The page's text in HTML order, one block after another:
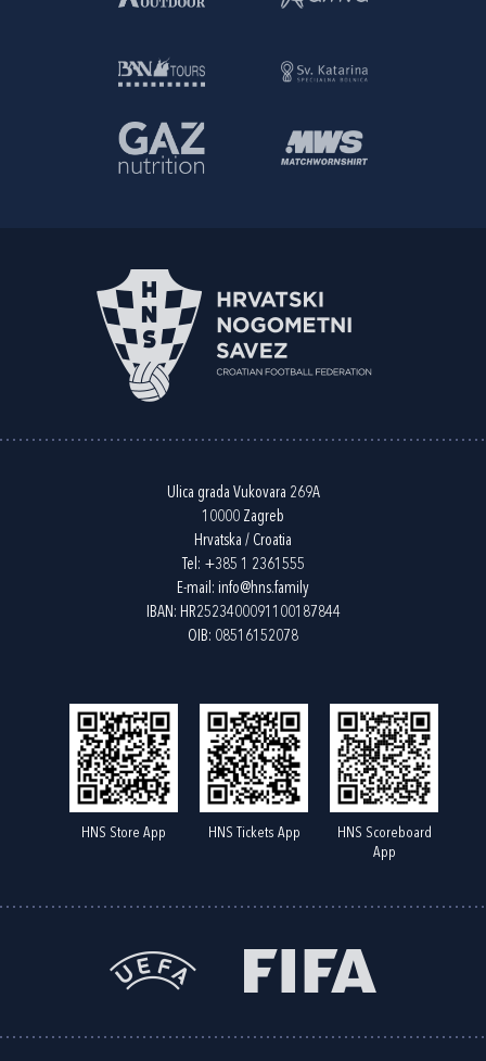
Ulica grada Vukovara 269A
10000 Zagreb
Hrvatska / Croatia
Tel: +385 1 2361555
E-mail: info@hns.family
IBAN: HR2523400091100187844
OIB: 08516152078
HNS Store App HNS Tickets App
HNS Scoreboard
App